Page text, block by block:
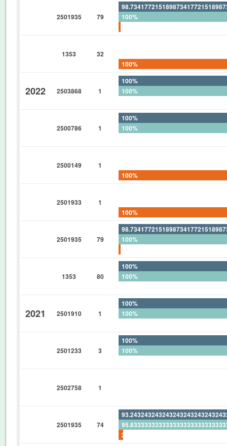
2501935 79
100%
1353 32
100%
2022 2503868 1
100%
100%
2500786 1
100%
100%
2500149 1
100%
2501933 1
100%
2501935 79
100%
1353 80
100%
100%
2021 2501910 1
100%
100%
2501233 3
100%
100%
2502758 1
2501935 74